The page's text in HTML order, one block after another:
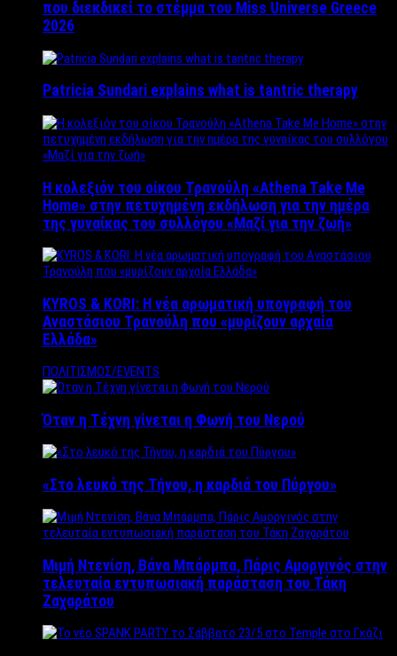
που διεκδικεί το στέμμα του Miss Universe Greece
2026
Patricia Sundari explains what is tantric therapy
Η κολεξιόν του οίκου Τρανούλη «Athena Take Me
Home» στην πετυχημένη εκδήλωση για την ημέρα
της γυναίκας του συλλόγου «Μαζί για την ζωή»
KYROS & KORI: Η νέα αρωματική υπογραφή του
Αναστάσιου Τρανούλη που «μυρίζουν αρχαία
Ελλάδα»
ΠΟΛΙΤΙΣΜΟΣ/EVENTS
Όταν η Τέχνη γίνεται η Φωνή του Νερού
«Στο λευκό της Τήνου, η καρδιά του Πύργου»
Μιμή Ντενίση, Βάνα Μπάρμπα, Πάρις Αμοργινός στην
τελευταία εντυπωσιακή παράσταση του Τάκη
Ζαχαράτου